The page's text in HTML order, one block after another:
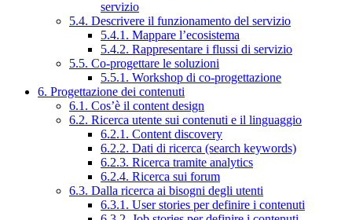
servizio
5.4. Descrivere il funzionamento del servizio
5.4.1. Mappare l’ecosistema
5.4.2. Rappresentare i flussi di servizio
5.5. Co-progettare le soluzioni
5.5.1. Workshop di co-progettazione
6. Progettazione dei contenuti
6.1. Cos’è il content design
6.2. Ricerca utente sui contenuti e il linguaggio
6.2.1. Content discovery
6.2.2. Dati di ricerca (search keywords)
6.2.3. Ricerca tramite analytics
6.2.4. Ricerca sui forum
6.3. Dalla ricerca ai bisogni degli utenti
6.3.1. User stories per definire i contenuti